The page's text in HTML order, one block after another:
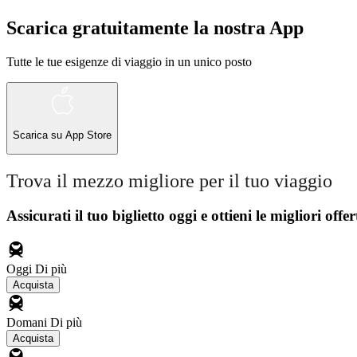
Scarica gratuitamente la nostra App
Tutte le tue esigenze di viaggio in un unico posto
Scarica su App Store
Trova il mezzo migliore per il tuo viaggio
Assicurati il ​​tuo biglietto oggi e ottieni le migliori
Oggi Di più
Acquista
Domani Di più
Acquista